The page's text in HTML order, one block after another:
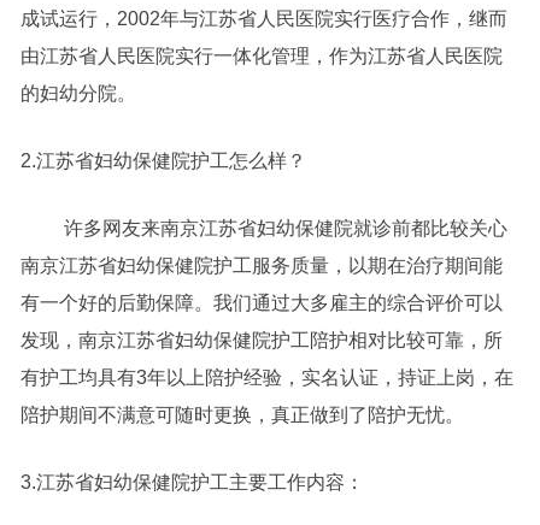
成试运行，2002年与江苏省人民医院实行医疗合作，继而
由江苏省人民医院实行一体化管理，作为江苏省人民医院
的妇幼分院。
2.江苏省妇幼保健院护工怎么样？
许多网友来南京江苏省妇幼保健院就诊前都比较关心
南京江苏省妇幼保健院护工服务质量，以期在治疗期间能
有一个好的后勤保障。我们通过大多雇主的综合评价可以
发现，南京江苏省妇幼保健院护工陪护相对比较可靠，所
有护工均具有3年以上陪护经验，实名认证，持证上岗，在
陪护期间不满意可随时更换，真正做到了陪护无忧。
3.江苏省妇幼保健院护工主要工作内容：